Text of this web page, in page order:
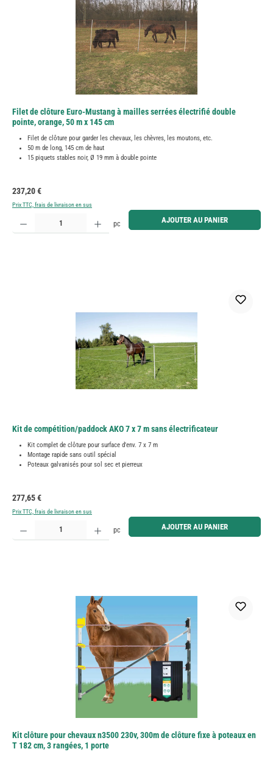
Filet de clôture Euro-Mustang à mailles serrées électrifié double
pointe, orange, 50 m x 145 cm
Filet de clôture pour garder les chevaux, les chèvres, les moutons, etc.
50 m de long, 145 cm de haut
15 piquets stables noir, Ø 19 mm à double pointe
Prix régulier :
237,20 €
Prix TTC, frais de livraison en sus
Quantité de produit : Entrez la quantité souhaitée ou utilisez les boutons pour augmenter ou
pc AJOUTER AU PANIER
Kit de compétition/paddock AKO 7 x 7 m sans électrificateur
Kit complet de clôture pour surface d'env. 7 x 7 m
Montage rapide sans outil spécial
Poteaux galvanisés pour sol sec et pierreux
Prix régulier :
277,65 €
Prix TTC, frais de livraison en sus
Quantité de produit : Entrez la quantité souhaitée ou utilisez les boutons pour augmenter ou
pc AJOUTER AU PANIER
Kit clôture pour chevaux n3500 230v, 300m de clôture fixe à poteaux en
T 182 cm, 3 rangées, 1 porte